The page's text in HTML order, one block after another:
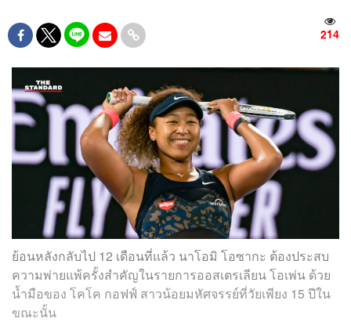
214
ย้อนหลังกลับไป 12 เดือนที่แล้ว นาโอมิ โอซากะ ต้องประสบ
ความพ่ายแพ้ครั้งสำคัญในรายการออสเตรเลียน โอเพ่น ด้วย
น้ำมือของ โคโค กอฟฟ์ สาวน้อยมหัศจรรย์ที่วัยเพียง 15 ปีใน
ขณะนั้น